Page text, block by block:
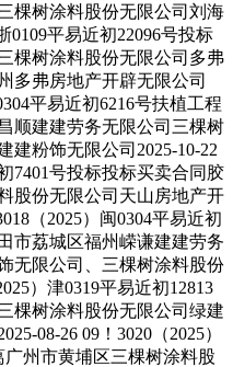
棵树涂料股份无限公司刘海
0109平易近初22096号投标
棵树涂料股份无限公司多弗
多弗房地产开辟无限公司
平易近初6216号扶植工程
顺建建劳务无限公司三棵树
建粉饰无限公司2025-10-22
7401号投标投标买卖合同胶
股份无限公司天山房地产开
（2025）闽0304平易近初
市荔城区福州嵘谦建建劳务
无限公司、三棵树涂料股份
）津0319平易近初12813
棵树涂料股份无限公司绿建
08-26 09！3020（2025）
广州市黄埔区三棵树涂料股